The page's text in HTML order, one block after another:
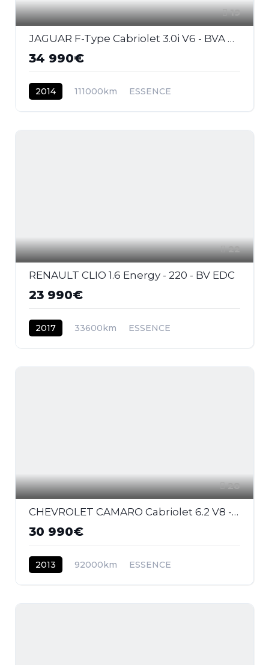
19
JAGUAR F-Type Cabriolet 3.0i V6 - BVA Quickshift - Stop/Start . PHASE 1
34 990€
2014 111000km ESSENCE
22
RENAULT CLIO 1.6 Energy - 220 - BV EDC
23 990€
2017 33600km ESSENCE
28
CHEVROLET CAMARO Cabriolet 6.2 V8 - 432 2011 CABRIOLET . PHASE 1
30 990€
2013 92000km ESSENCE